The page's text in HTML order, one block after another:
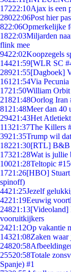
17222:10Ajax is een
28022:06Post hier
822:06Opmerkelijke
1822:03Miljarden
flink mee
9422:02Koopzegels
14421:59[WLR SC
28921:55[Dagboek]
161 21:54Via
1721:50William Orbit
21821:48Oorlog Iran
81 21:48Meer dan 40
29421:43Het
11321:37The Killers
3921:35Trump wil
18221:30[RTL] B&B
17321:28Wat is jullie
10021:28Teltopic
1721:26[HBO]
spinoff)
4421:25Jezelf
4221:19Eeuwig
24821:13[Videoland]
vooruitkijkers
2421:12Op vakantie
14321:08Zaken waar
24820:58
25520:58Totale
Spanje) #1